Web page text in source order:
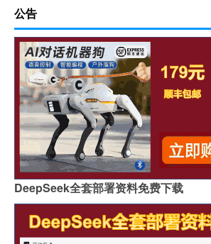
公告
DeepSeek全套部署资料免费下载